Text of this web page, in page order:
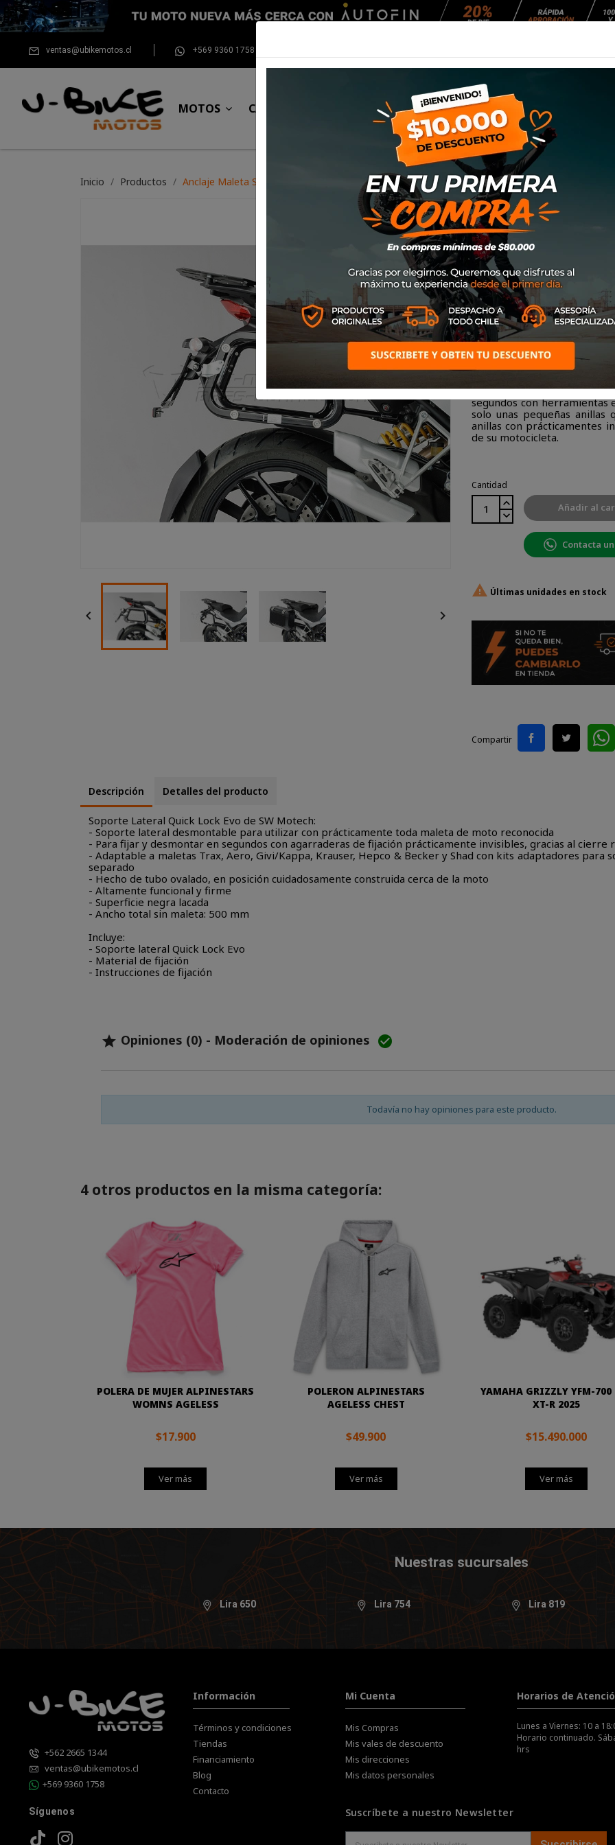
ventas@ubikemotos.cl +569 9360 1758
MOTOS CASCOS EQUIPAMIENTO NEUMÁTICOS MANTENCIÓN
Inicio Productos Anclaje Maleta SW Motech Evo Carrier Ducati Multistrada
 
Anclaje Maleta
Multistrada
SKUKFT.22.140.20000/B
$199.900
El soporte Quick Lock Evo
tiene el mismo gran
que el soporte lateral
segundos con herramientas
solo unas pequeñas anillas
anillas con prácticamentes
de su motocicleta.
Cantidad
Añadir al
Contacta
 Últimas unidades en stock
Compartir
Descripción Detalles del producto
Soporte Lateral Quick Lock Evo de SW Motech:
- Soporte lateral desmontable para utilizar con prácticamente toda maleta de moto reconocida
- Para fijar y desmontar en segundos con agarraderas de fijación prácticamente invisibles, gracias al cierre
- Adaptable a maletas Trax, Aero, Givi/Kappa, Krauser, Hepco & Becker y Shad con kits adaptadores
separado
- Hecho de tubo ovalado, en posición cuidadosamente construida cerca de la moto
- Altamente funcional y firme
- Superficie negra lacada
- Ancho total sin maleta: 500 mm
Incluye:
- Soporte lateral Quick Lock Evo
- Material de fijación
- Instrucciones de fijación
 Opiniones (0) - Moderación de opiniones 
Todavía no hay opiniones para este producto.
4 otros productos en la misma categoría:
POLERA DE MUJER ALPINESTARS
WOMNS AGELESS
$17.900
Ver más
POLERON ALPINESTARS
AGELESS CHEST
$49.900
Ver más
YAMAHA GRIZZLY YFM-700
XT-R 2025
$15.490.000
Ver más
Nuestras sucursales
Lira 650 Lira 754 Lira 819
+562 2665 1344
ventas@ubikemotos.cl
+569 9360 1758
Síguenos
Información
Términos y condiciones
Tiendas
Financiamiento
Blog
Contacto
Mi Cuenta
Mis Compras
Mis vales de descuento
Mis direcciones
Mis datos personales
Horarios de
Lunes a Viernes: 10 a
Horario continuado.
hrs
Suscríbete a nuestro Newsletter